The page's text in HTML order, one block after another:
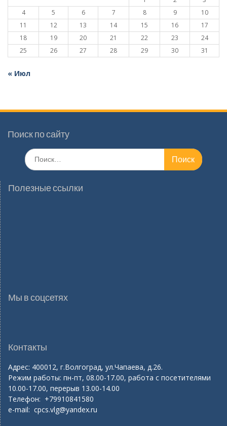
4
5 6 7 8 9
10
11
12 13 14 15 16
17
18
19 20 21 22 23
24
25
26 27 28 29 30 31
« Июл
Поиск по сайту
Поиск
по:
Полезные ссылки
Мы в соцсетях
Контакты
Адрес: 400012, г.Волгоград, ул.Чапаева, д.26.
Режим работы: пн-пт, 08.00-17.00, работа с посетителями
10.00-17.00, перерыв 13.00-14.00
Телефон: +79910841580
e-mail: cpcs.vlg@yandex.ru